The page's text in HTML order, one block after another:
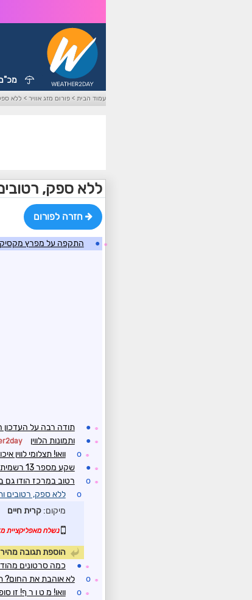
עמוד הבית >פורום מזג אוויר > ללא
ללא ספק, רטובים
חזרה לפורום
☼
● התקפה על מפרץ
☼
● תודה רבה על
☼
● ותמונות הלווין
☼
o וואו! תצלומי לווין
☼
● שקע מספר 13 רשמית סופה טרופית Laura
☼
o רטוב במרכז הודו גם
o ללא ספק, רטובים
מיקום:קרית חיים
נשלח מאפליקציית
הוספת תגובה
☼
● כמה סרטונים
☼
o לא אוהבת את החום?
☼
o וואו! מ ט ו ר ף! זו